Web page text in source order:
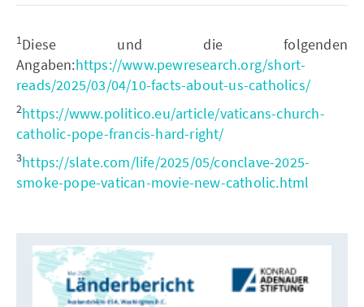
1Diese und die folgenden
Angaben:https://www.pewresearch.org/short-
reads/2025/03/04/10-facts-about-us-catholics/
2https://www.politico.eu/article/vaticans-church-
catholic-pope-francis-hard-right/
3https://slate.com/life/2025/05/conclave-2025-
smoke-pope-vatican-movie-new-catholic.html